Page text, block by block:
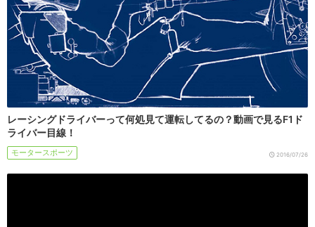
レーシングドライバーって何処見て運転してるの？動画で見るF1ド
ライバー目線！
モータースポーツ 2016/07/26